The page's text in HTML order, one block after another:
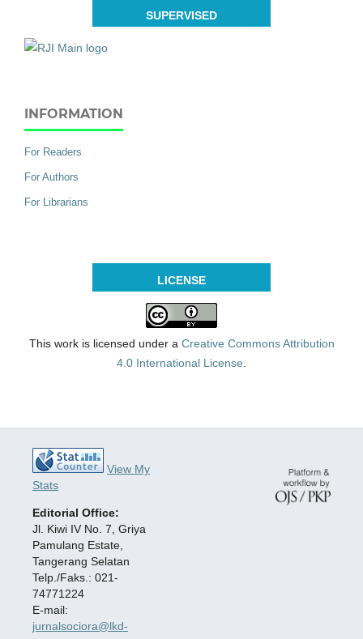
SUPERVISED
INFORMATION
For Readers
For Authors
For Librarians
LICENSE
This work is licensed under a Creative Commons Attribution
4.0 International License.
View My
Stats
Editorial Office:
Jl. Kiwi IV No. 7, Griya
Pamulang Estate,
Tangerang Selatan
Telp./Faks.: 021-
74771224
E-mail:
jurnalsociora@lkd-